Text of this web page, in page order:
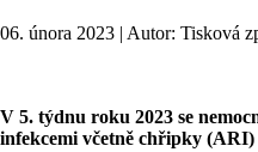
06. února 2023 | Autor: Tisková
V 5. týdnu roku 2023 se
infekcemi včetně chřipky